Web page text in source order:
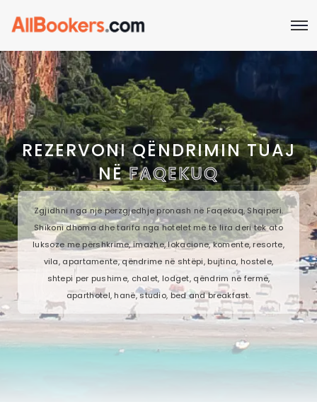
REZERVONI QËNDRIMIN TUAJ
NËFAQEKUQ
Zgjidhni nga një përzgjedhje pronash në Faqekuq, Shqipëri.
Shikoni dhoma dhe tarifa nga hotelet më të lira deri tek ato
luksoze me përshkrime, imazhe, lokacione, komente, resorte,
vila, apartamente, qëndrime në shtëpi, bujtina, hostele,
shtepi per pushime, chalet, lodget, qëndrim në fermë,
aparthotel, hanë, studio, bed and breakfast.